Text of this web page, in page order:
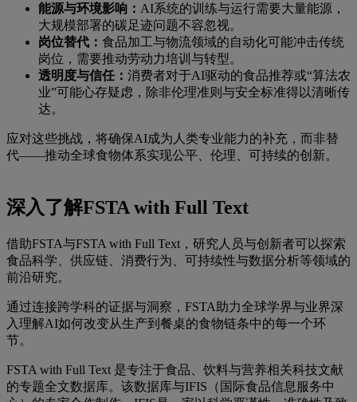
能源与环境影响： AI系统的训练与运行需要大量能源，
大规模部署的碳足迹问题不容忽视。
岗位替代： 食品加工与物流领域的自动化可能冲击传统
岗位，需要推动劳动力培训与转型。
透明度与信任： 消费者对于AI驱动的食品推荐或“算法农
业”可能心存疑虑，除非伦理准则与安全标准得以清晰传
达。
应对这些挑战，将确保AI成为人类专业能力的补充，而非替
代——推动全球食物体系实现公平、伦理、可持续的创新。
深入了解FSTA with Full Text
借助FSTA与FSTA with Full Text，研究人员与创新者可以探索
食品科学、供应链、消费行为、可持续性与数据分析等领域的
前沿研究。
通过连接跨学科的证据与洞察，FSTA助力全球学界与业界深
入理解AI如何改变从生产到餐桌的食物链条中的每一个环
节。
FSTA with Full Text 是专注于食品、饮料与营养相关科技文献
的专题全文数据库。该数据库与IFIS（国际食品信息服务中